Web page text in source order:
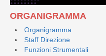
ORGANIGRAMMA
Organigramma
Staff Direzione
Funzioni Strumentali